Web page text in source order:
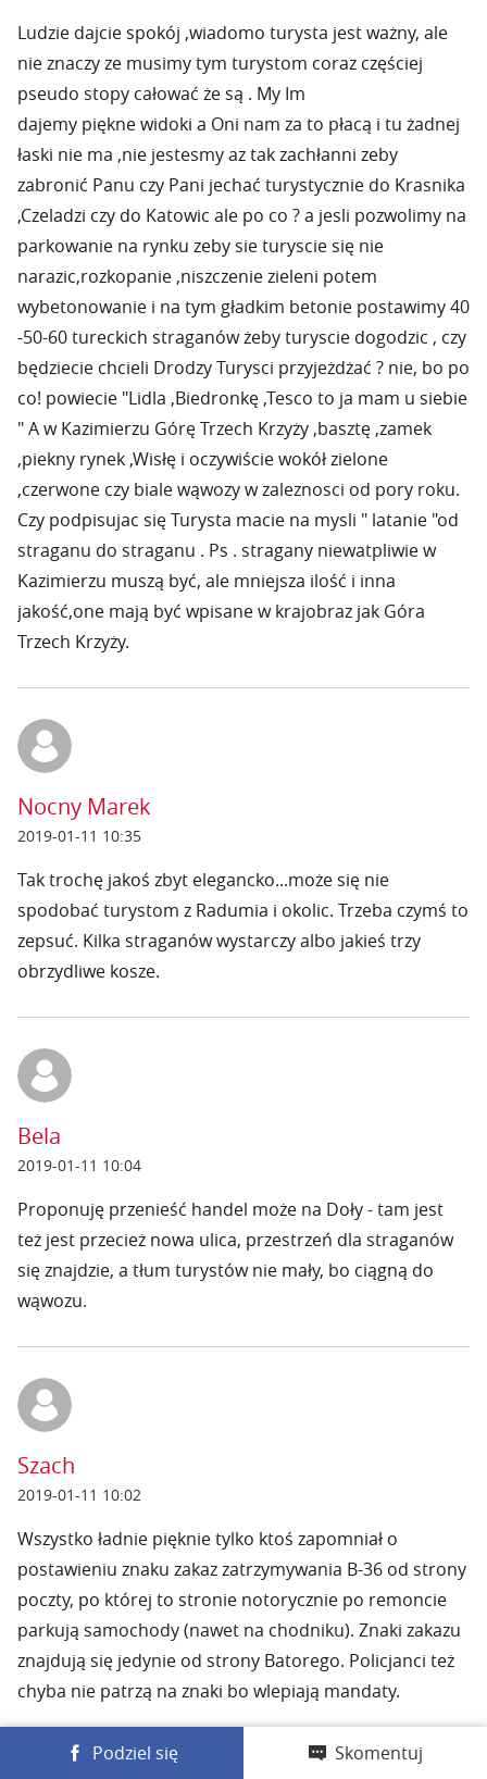
Ludzie dajcie spokój ,wiadomo turysta jest ważny, ale
nie znaczy ze musimy tym turystom coraz częściej
pseudo stopy całować że są . My Im
dajemy piękne widoki a Oni nam za to płacą i tu żadnej
łaski nie ma ,nie jestesmy az tak zachłanni zeby
zabronić Panu czy Pani jechać turystycznie do Krasnika
,Czeladzi czy do Katowic ale po co ? a jesli pozwolimy na
parkowanie na rynku zeby sie turyscie się nie
narazic,rozkopanie ,niszczenie zieleni potem
wybetonowanie i na tym gładkim betonie postawimy 40
-50-60 tureckich straganów żeby turyscie dogodzic , czy
będziecie chcieli Drodzy Turysci przyjeżdżać ? nie, bo po
co! powiecie "Lidla ,Biedronkę ,Tesco to ja mam u siebie
" A w Kazimierzu Górę Trzech Krzyży ,basztę ,zamek
,piekny rynek ,Wisłę i oczywiście wokół zielone
,czerwone czy biale wąwozy w zaleznosci od pory roku.
Czy podpisujac się Turysta macie na mysli " latanie "od
straganu do straganu . Ps . stragany niewatpliwie w
Kazimierzu muszą być, ale mniejsza ilość i inna
jakość,one mają być wpisane w krajobraz jak Góra
Trzech Krzyży.
Nocny Marek
2019-01-11 10:35
Tak trochę jakoś zbyt elegancko...może się nie
spodobać turystom z Radumia i okolic. Trzeba czymś to
zepsuć. Kilka straganów wystarczy albo jakieś trzy
obrzydliwe kosze.
Bela
2019-01-11 10:04
Proponuję przenieść handel może na Doły - tam jest
też jest przecież nowa ulica, przestrzeń dla straganów
się znajdzie, a tłum turystów nie mały, bo ciągną do
wąwozu.
Szach
2019-01-11 10:02
Wszystko ładnie pięknie tylko ktoś zapomniał o
postawieniu znaku zakaz zatrzymywania B-36 od strony
poczty, po której to stronie notorycznie po remoncie
parkują samochody (nawet na chodniku). Znaki zakazu
znajdują się jedynie od strony Batorego. Policjanci też
chyba nie patrzą na znaki bo wlepiają mandaty.
Podziel się Skomentuj